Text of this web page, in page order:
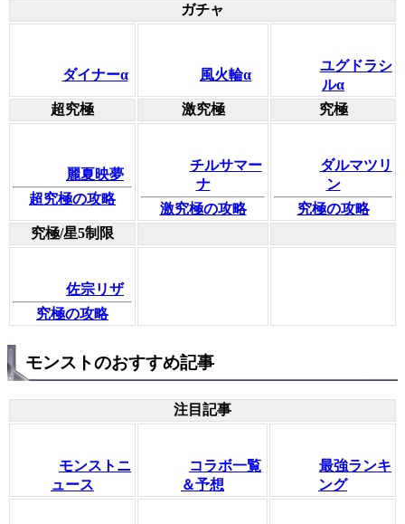
ガチャ
ダイナーα 風火輪α
ユグドラシ
ルα
超究極
激究極 究極
麗夏映夢
超究極の攻略
チルサマー
ナ
激究極の攻略
ダルマツリ
ン
究極の攻略
究極/星5制限
佐宗リザ
究極の攻略
モンストのおすすめ記事
注目記事
モンストニ
ュース
コラボ一覧
＆予想
最強ランキ
ング